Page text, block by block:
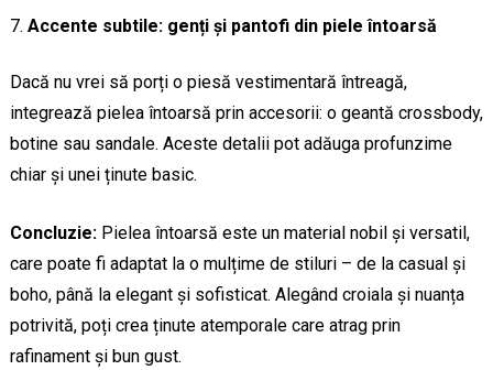
Accente subtile: genți și pantofi din piele întoarsă
Dacă nu vrei să porți o piesă vestimentară întreagă,
integrează pielea întoarsă prin accesorii: o geantă crossbody,
botine sau sandale. Aceste detalii pot adăuga profunzime
chiar și unei ținute basic.
Concluzie:Pielea întoarsă este un material nobil și versatil,
care poate fi adaptat la o mulțime de stiluri – de la casual și
boho, până la elegant și sofisticat. Alegând croiala și nuanța
potrivită, poți crea ținute atemporale care atrag prin
rafinament și bun gust.